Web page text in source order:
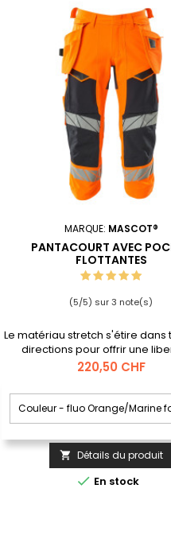
MARQUE: MASCOT®
PANTACOURT AVEC
FLOTTANTES
(5/5) sur3 note(s)
Le matériau stretch s'étire dans
directions pour offrir une
mouvement unique sans serrer
Le matériau stretch
hydrofuge combine un poids
durabilité très élevée.; Poches
avec renforts en Kevlar® et
mètre-pliant avec renforts en
Prix
220,50 CHF
 Détails du produit
 En stock